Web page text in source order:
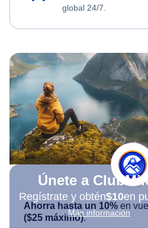
global 24/7.
Únete a
Regístrate y obtén$10en
Más información
Ahorra hasta un 10% en
($25 máximo).